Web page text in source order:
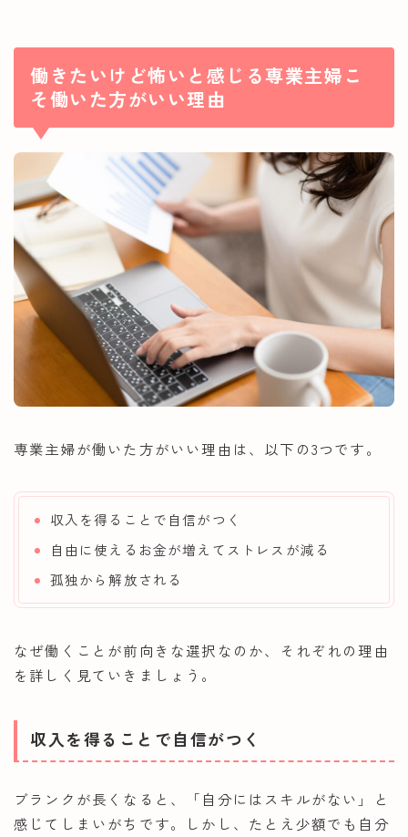
働きたいけど怖いと感じる専業主婦こ
そ働いた方がいい理由
専業主婦が働いた方がいい理由は、以下の3つです。
収入を得ることで自信がつく
自由に使えるお金が増えてストレスが減る
孤独から解放される
なぜ働くことが前向きな選択なのか、それぞれの理由
を詳しく見ていきましょう。
収入を得ることで自信がつく
ブランクが長くなると、「自分にはスキルがない」と
感じてしまいがちです。しかし、たとえ少額でも自分